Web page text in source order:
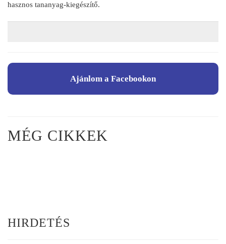
hasznos tananyag-kiegészítő.
Ajánlom a Facebookon
MÉG CIKKEK
HIRDETÉS